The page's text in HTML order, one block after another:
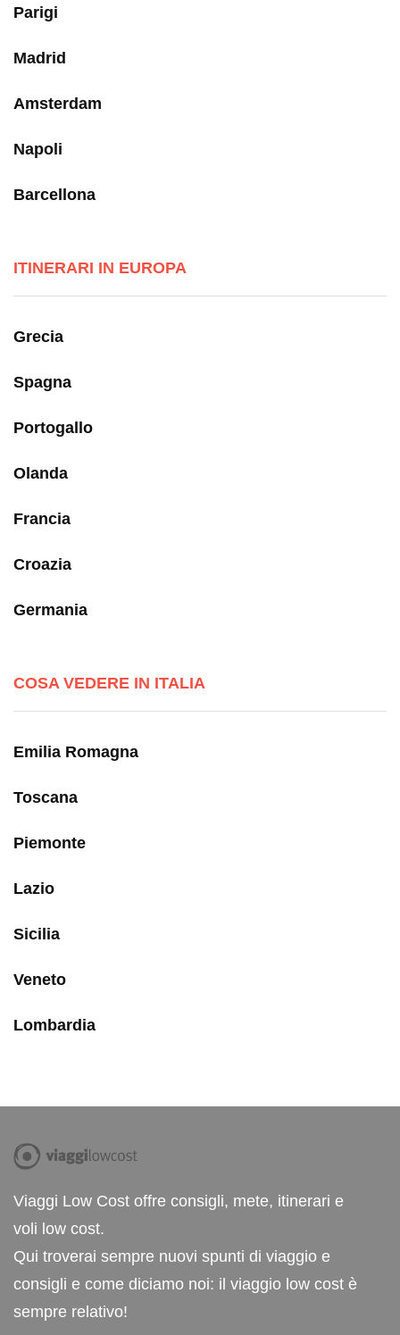
Parigi
Madrid
Amsterdam
Napoli
Barcellona
ITINERARI IN EUROPA
Grecia
Spagna
Portogallo
Olanda
Francia
Croazia
Germania
COSA VEDERE IN ITALIA
Emilia Romagna
Toscana
Piemonte
Lazio
Sicilia
Veneto
Lombardia
Viaggi Low Cost offre consigli, mete, itinerari e
voli low cost.
Qui troverai sempre nuovi spunti di viaggio e
consigli e come diciamo noi: il viaggio low cost è
sempre relativo!